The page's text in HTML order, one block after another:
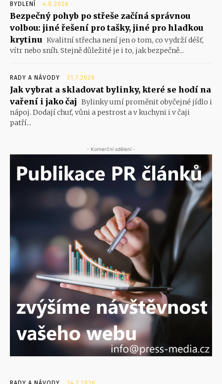
BYDLENÍ 4.8.2026
Bezpečný pohyb po střeše začíná správnou
volbou: jiné řešení pro tašky, jiné pro hladkou
krytinu Kvalitní střecha není jen o tom, co vydrží déšť,
vítr nebo sníh. Stejně důležité je i to, jak bezpečně...
RADY A NÁVODY 31.7.2026
Jak vybrat a skladovat bylinky, které se hodí na
vaření i jako čaj Bylinky umí proměnit obyčejné jídlo i
nápoj. Dodají chuť, vůni a pestrost a v kuchyni i v čaji
patří...
- Komerční sdělení -